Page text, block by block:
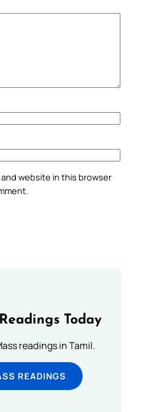
and website in this browser
Today
readings in Tamil.
READINGS